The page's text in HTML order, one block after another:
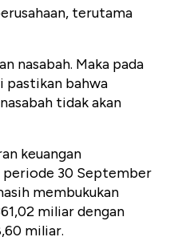
terutama
nasabah. Maka pada
pastikan bahwa
tidak akan
keuangan
periode 30 September
membukukan
miliar dengan
miliar.